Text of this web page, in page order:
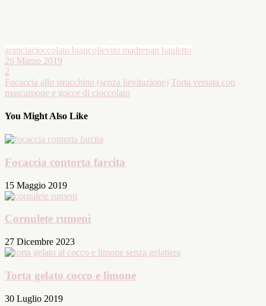
aranciacioccolato biancolievito madrepan bauletto
26 Marzo 2019
2
Focaccia allo stracchino (senza lievitazione) Torta versata con
mascarpone e gocce di cioccolato
You Might Also Like
Focaccia contorta farcita
15 Maggio 2019
Cornulete rumeni
27 Dicembre 2023
Torta gelato cocco e limone
30 Luglio 2019